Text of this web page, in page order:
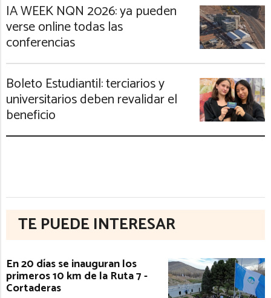
IA WEEK NQN 2026: ya pueden
verse online todas las
conferencias
Boleto Estudiantil: terciarios y
universitarios deben revalidar el
beneficio
TE PUEDE INTERESAR
En 20 días se inauguran los
primeros 10 km de la Ruta 7 -
Cortaderas